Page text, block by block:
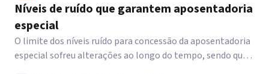
Níveis de ruído que garantem aposentadoria
especial
O limite dos níveis ruído para concessão da aposentadoria
especial sofreu alterações ao longo do tempo, sendo que o